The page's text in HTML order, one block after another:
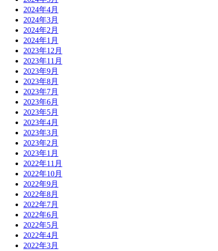
2024年4月
2024年3月
2024年2月
2024年1月
2023年12月
2023年11月
2023年9月
2023年8月
2023年7月
2023年6月
2023年5月
2023年4月
2023年3月
2023年2月
2023年1月
2022年11月
2022年10月
2022年9月
2022年8月
2022年7月
2022年6月
2022年5月
2022年4月
2022年3月